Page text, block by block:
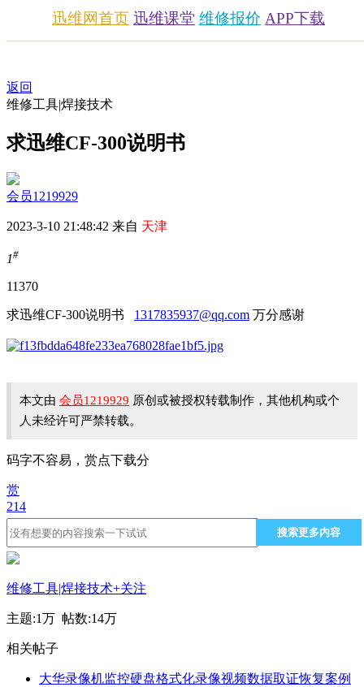
迅维网首页 迅维课堂 维修报价 APP下载
返回
维修工具|焊接技术
求迅维CF-300说明书
会员1219929
2023-3-10 21:48:42 来自 天津
1#
11370
求迅维CF-300说明书 1317835937@qq.com 万分感谢
本文由 会员1219929 原创或被授权转载制作，其他机构或个
人未经许可严禁转载。
码字不容易，赏点下载分
赏
214
搜索更多内容
维修工具|焊接技术+关注
主题:1万 帖数:14万
相关帖子
大华录像机监控硬盘格式化录像视频数据取证恢复案例